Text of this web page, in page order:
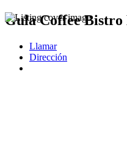
Gula Coffee
Llamar
Dirección